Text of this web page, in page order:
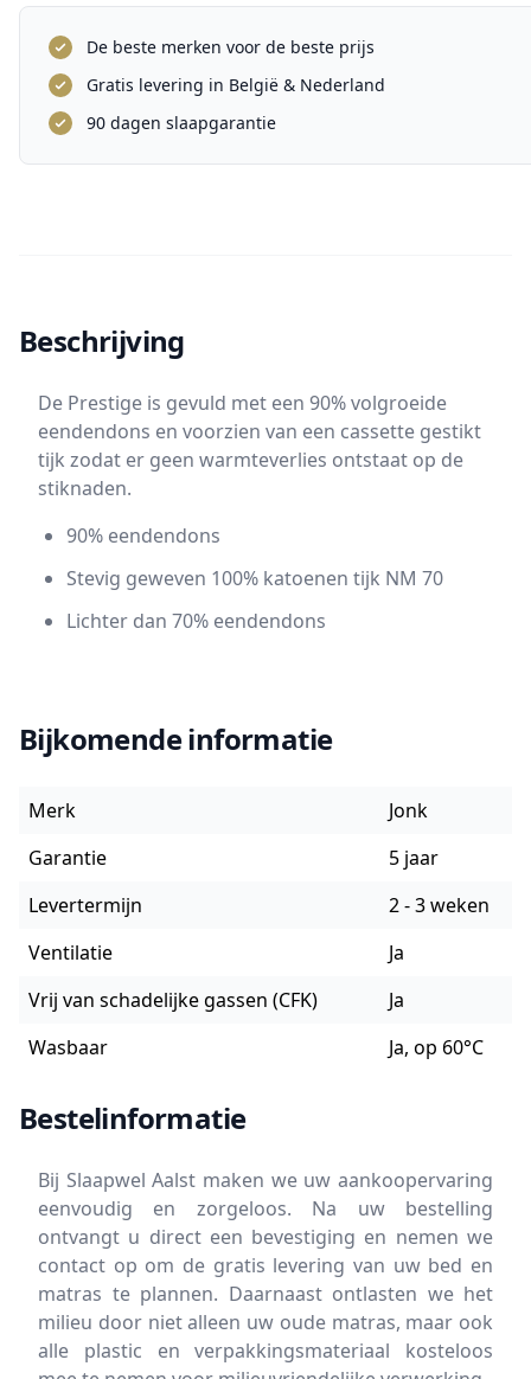
De beste merken voor de beste prijs
Gratis levering in België & Nederland
90 dagen slaapgarantie
Beschrijving
De Prestige is gevuld met een 90% volgroeide
eendendons en voorzien van een cassette gestikt
tijk zodat er geen warmteverlies ontstaat op de
stiknaden.
90% eendendons
Stevig geweven 100% katoenen tijk NM 70
Lichter dan 70% eendendons
Bijkomende informatie
Merk
Jonk
Garantie
5 jaar
Levertermijn
2 - 3 weken
Ventilatie
Ja
Vrij van schadelijke gassen (CFK)
Ja
Wasbaar
Ja, op 60°C
Bestelinformatie
Bij Slaapwel Aalst maken we uw aankoopervaring
eenvoudig en zorgeloos. Na uw bestelling
ontvangt u direct een bevestiging en nemen we
contact op om de gratis levering van uw bed en
matras te plannen. Daarnaast ontlasten we het
milieu door niet alleen uw oude matras, maar ook
alle plastic en verpakkingsmateriaal kosteloos